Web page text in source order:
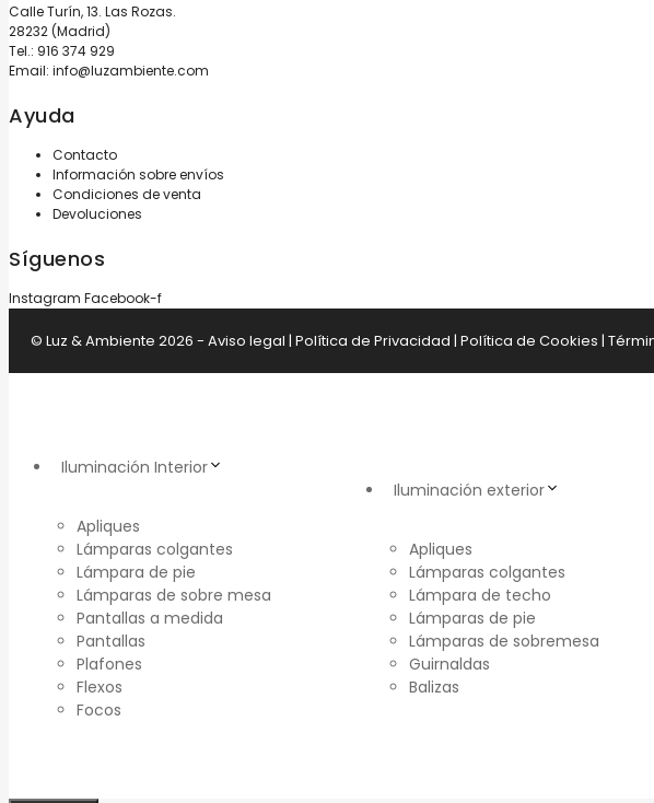
Calle Turín, 13. Las Rozas.
28232 (Madrid)
Tel.: 916 374 929
Email: info@luzambiente.com
Ayuda
Contacto
Información sobre envíos
Condiciones de venta
Devoluciones
Síguenos
Instagram Facebook-f
© Luz & Ambiente 2026 - Aviso legal | Política de Privacidad | Política de Cookies |
Iluminación Interior
Apliques
Lámparas colgantes
Lámpara de pie
Lámparas de sobre mesa
Pantallas a medida
Pantallas
Plafones
Flexos
Focos
Iluminación exterior
Apliques
Lámparas colgantes
Lámpara de techo
Lámparas de pie
Lámparas de sobremesa
Guirnaldas
Balizas